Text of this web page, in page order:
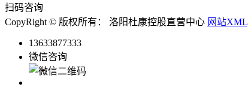
扫码咨询
CopyRight © 版权所有： 洛阳杜康控股直营中心 网站XML
13633877333
微信咨询